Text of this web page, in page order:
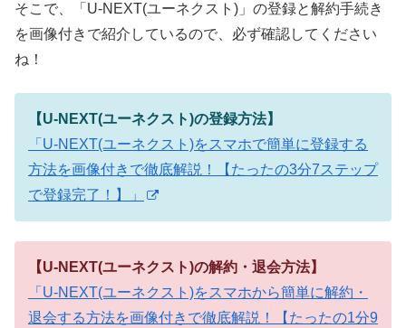
そこで、「U-NEXT(ユーネクスト)」の登録と解約手続き
を画像付きで紹介しているので、必ず確認してください
ね！
【U-NEXT(ユーネクスト)の登録方法】
「U-NEXT(ユーネクスト)をスマホで簡単に登録する
方法を画像付きで徹底解説！【たったの3分7ステップ
で登録完了！】」
【U-NEXT(ユーネクスト)の解約・退会方法】
「U-NEXT(ユーネクスト)をスマホから簡単に解約・
退会する方法を画像付きで徹底解説！【たったの1分9